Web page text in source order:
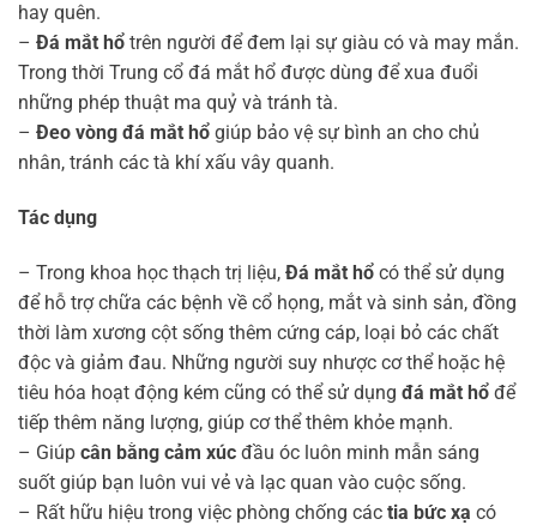
hay quên.
– Đá mắt hổ trên người để đem lại sự giàu có và may mắn.
Trong thời Trung cổ đá mắt hổ được dùng để xua đuổi
những phép thuật ma quỷ và tránh tà.
– Đeo vòng đá mắt hổ giúp bảo vệ sự bình an cho chủ
nhân, tránh các tà khí xấu vây quanh.
Tác dụng
– Trong khoa học thạch trị liệu, Đá mắt hổ có thể sử dụng
để hỗ trợ chữa các bệnh về cổ họng, mắt và sinh sản, đồng
thời làm xương cột sống thêm cứng cáp, loại bỏ các chất
độc và giảm đau. Những người suy nhược cơ thể hoặc hệ
tiêu hóa hoạt động kém cũng có thể sử dụng đá mắt hổ để
tiếp thêm năng lượng, giúp cơ thể thêm khỏe mạnh.
– Giúp cân bằng cảm xúc đầu óc luôn minh mẫn sáng
suốt giúp bạn luôn vui vẻ và lạc quan vào cuộc sống.
– Rất hữu hiệu trong việc phòng chống các tia bức xạ có